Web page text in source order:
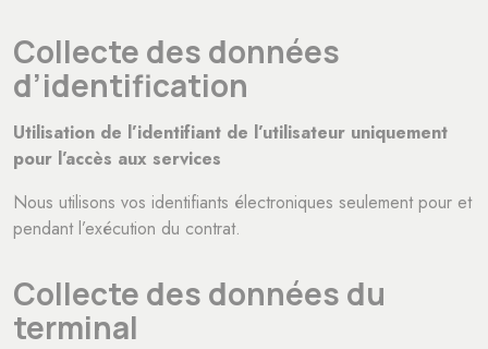
Collecte des données
d’identification
Utilisation de l’identifiant de l’utilisateur uniquement
pour l’accès aux services
Nous utilisons vos identifiants électroniques seulement pour et
pendant l’exécution du contrat.
Collecte des données du
terminal